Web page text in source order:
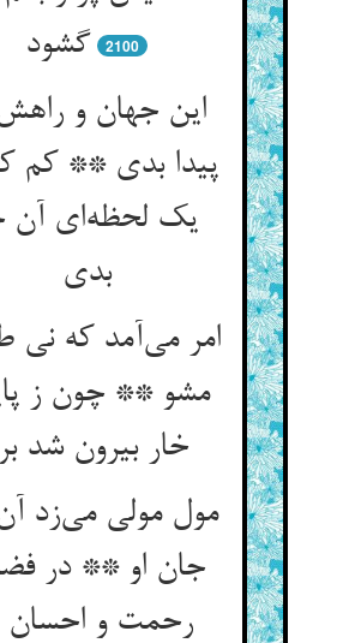
گشود
2100
این جهان و راهش
پیدا بدی ** کم
یک لحظه‌‌ای آن
بدی‌‌
امر می‌‌آمد که نی
مشو ** چون ز
خار بیرون شد
مول مولی می‌‌زد
جان او ** در
رحمت و احسان